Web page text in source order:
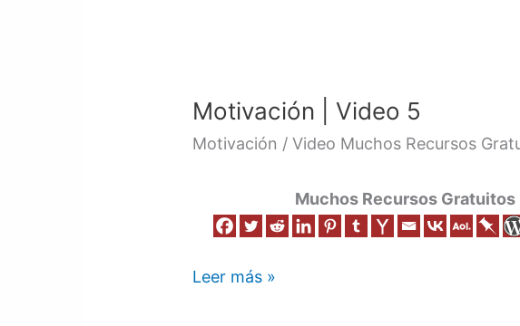
Motivación | Video 5
Motivación / Video Muchos Recursos
Muchos Recursos
Video
5
Leer más »